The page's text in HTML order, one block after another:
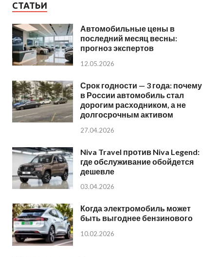
СТАТЬИ
Автомобильные цены в
последний месяц весны:
прогноз экспертов
12.05.2026
Срок годности — 3 года: почему
в России автомобиль стал
дорогим расходником, а не
долгосрочным активом
27.04.2026
Niva Travel против Niva Legend:
где обслуживание обойдется
дешевле
03.04.2026
Когда электромобиль может
быть выгоднее бензинового
10.02.2026